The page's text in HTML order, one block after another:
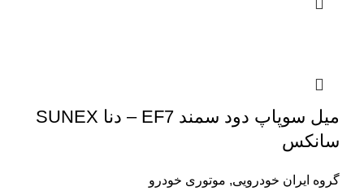
میل سوپاپ دود سمند EF7 – دنا SUNEX
سانکس
گروه ایران خودرویی, موتوری خودرو